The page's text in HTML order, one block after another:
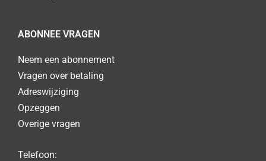
ABONNEE VRAGEN
Neem een abonnement
Vragen over betaling
Adreswijziging
Opzeggen
Overige vragen
Telefoon: